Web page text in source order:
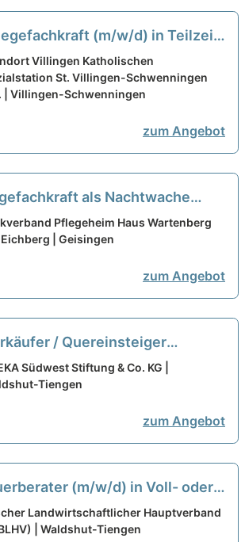
(m/w/d) in Teilzeit
30-85%)– Ihr
Arbeitsplatz in einem
Team! neu
Villingen Katholischen
St. Villingen-Schwenningen
| Villingen-Schwenningen
zum Angebot
als Nachtwache
d) in Teilzeit (50-80 %) –
Sie sich heute Ihre Zukunft!
Pflegeheim Haus Wartenberg
| Geisingen
zum Angebot
/ Quereinsteiger
(m/w/d) Vollzeit /
neu
Südwest Stiftung & Co. KG |
Tiengen
zum Angebot
(m/w/d) in Voll- oder
neu
Landwirtschaftlicher Hauptverband
| Waldshut-Tiengen